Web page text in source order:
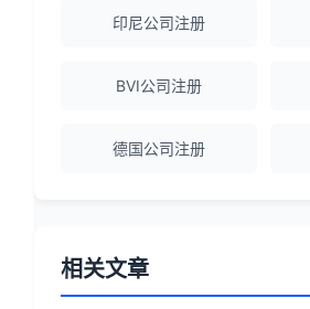
海外公司注册服务非常专
越南公司注册全程指导，
Michael Liu
泰国公司注册和银行开户
印尼公司注册
BVI公司注册
德国公司注册
相关文章